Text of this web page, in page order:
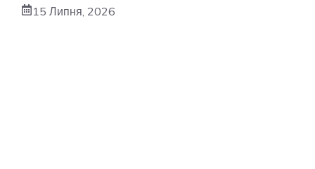
15 Липня, 2026